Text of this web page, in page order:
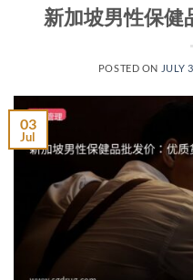
新加坡男性保健
POSTED ON JULY
03
Jul